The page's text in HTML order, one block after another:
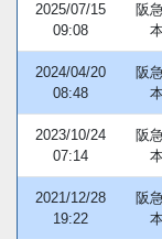
2025/07/15
09:08
阪
2024/04/20
08:48
阪
2023/10/24
07:14
阪
2021/12/28
19:22
阪